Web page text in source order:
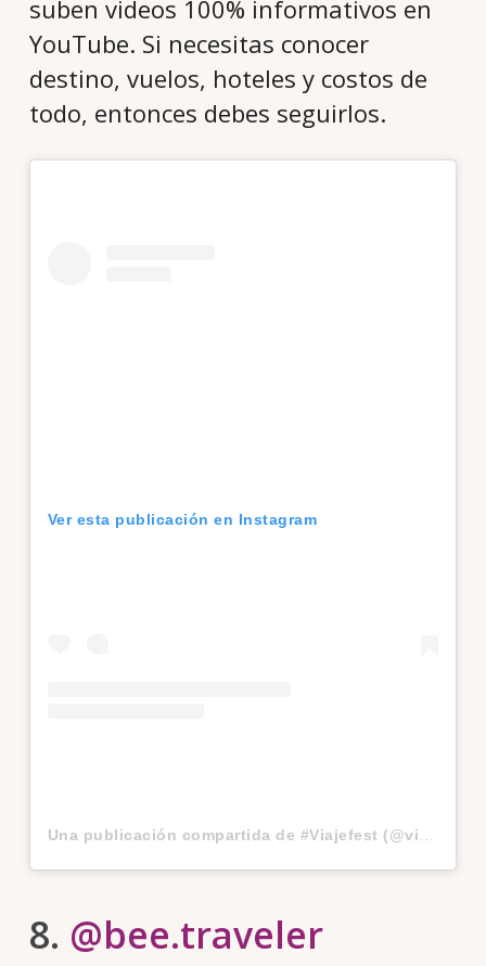
suben videos 100% informativos en
YouTube. Si necesitas conocer
destino, vuelos, hoteles y costos de
todo, entonces debes seguirlos.
Ver esta publicación en Instagram
8. @bee.traveler